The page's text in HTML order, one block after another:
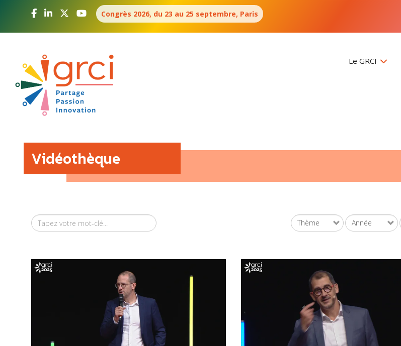
principal
Congrès 2026, du 23 au 25 septembre, Paris
Navigation
principale
Le GRCI
Vidéothèque
Panneau de gestion des cookies